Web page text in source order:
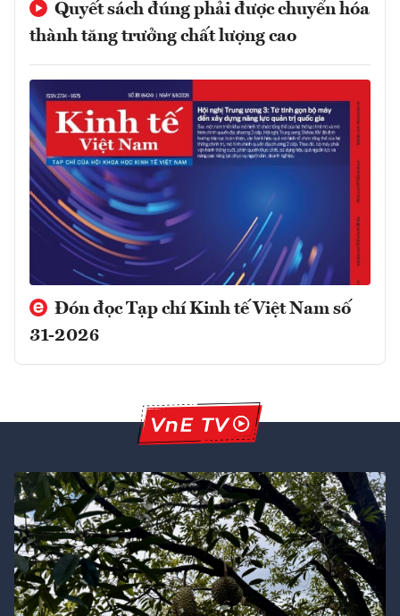
Quyết sách đúng phải được chuyển hóa
thành tăng trưởng chất lượng cao
Đón đọc Tạp chí Kinh tế Việt Nam số
31-2026